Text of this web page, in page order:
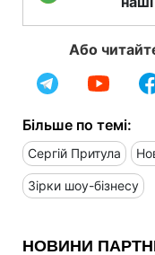
Або
Більше по темі:
Сергій Притула
Зірки шоу-бізнесу